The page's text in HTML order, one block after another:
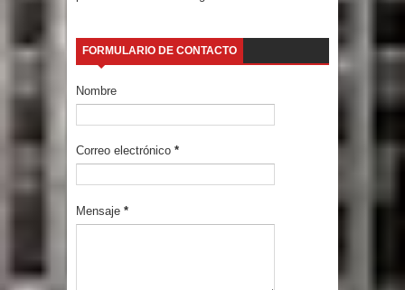
FORMULARIO DE CONTACTO
Nombre
Correo electrónico *
Mensaje *